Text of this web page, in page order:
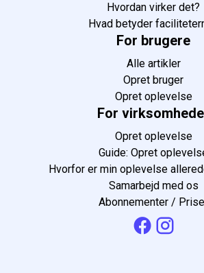
Hvordan virker det?
Hvad betyder
For brugere
Alle artikler
Opret bruger
Opret oplevelse
For
Opret oplevelse
Guide: Opret
Hvorfor er min oplevelse
Samarbejd med os
Abonnementer /